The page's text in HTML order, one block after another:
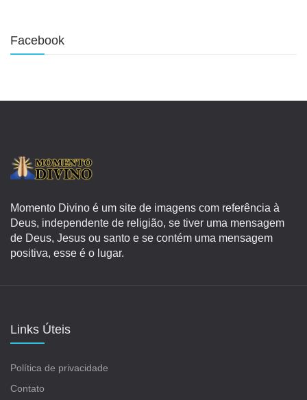
Facebook
Momento Divino é um site de imagens com referência à
Deus, independente de religião, se tiver uma mensagem
de Deus, Jesus ou santo e se contém uma mensagem
positiva, esse é o lugar.
Links Úteis
Política de privacidade
Contato